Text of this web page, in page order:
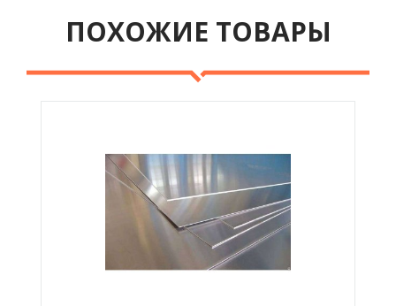
ПОХОЖИЕ ТОВАРЫ